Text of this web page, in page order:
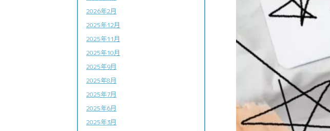
痛みと不安を緩和する治療法です
2026年2月
2025年12月
2025年11月
2025年10月
2025年9月
2025年8月
2025年7月
2025年6月
2025年3月